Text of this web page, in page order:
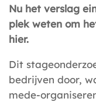
Nu het verslag
plek weten om
hier.
Dit
bedrijven door,
mede-